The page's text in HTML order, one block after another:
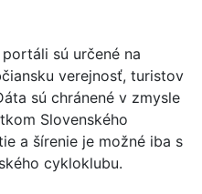
sú určené na
verejnosť, turistov
sú chránené v zmysle
Slovenského
a šírenie je možné iba s
cykloklubu.